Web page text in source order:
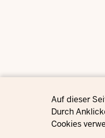
Privacy settingsAuf dieser
Durch
Cookies